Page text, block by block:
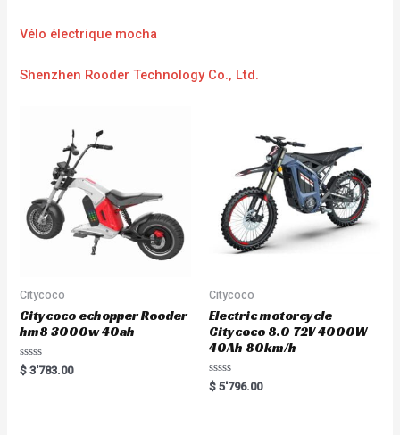
Vélo électrique mocha
Shenzhen Rooder Technology Co., Ltd.
Citycoco
Citycoco echopper Rooder
hm8 3000w 40ah
R
a
$ 3'783.00
Citycoco
Electric motorcycle
Citycoco 8.0 72V 4000W
40Ah 80km/h
R
a
$ 5'796.00